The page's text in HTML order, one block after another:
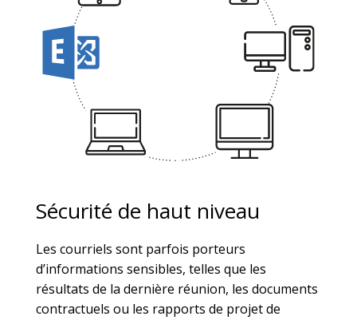
Sécurité de haut niveau
Les courriels sont parfois porteurs
d’informations sensibles, telles que les
résultats de la dernière réunion, les documents
contractuels ou les rapports de projet de